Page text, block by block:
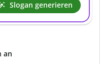
Slogan generieren
an